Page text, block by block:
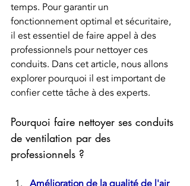
temps. Pour garantir un
fonctionnement optimal et sécuritaire,
il est essentiel de faire appel à des
professionnels pour nettoyer ces
conduits. Dans cet article, nous allons
explorer pourquoi il est important de
confier cette tâche à des experts.
Pourquoi faire nettoyer ses conduits
de ventilation par des
professionnels ?